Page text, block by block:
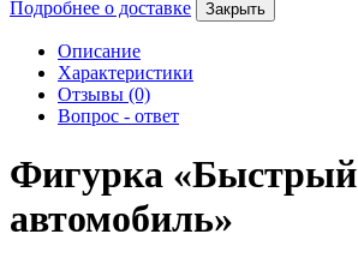
Подробнее о доставке
Закрыть
Описание
Характеристики
Отзывы (0)
Вопрос - ответ
Фигурка «Быстрый
автомобиль»